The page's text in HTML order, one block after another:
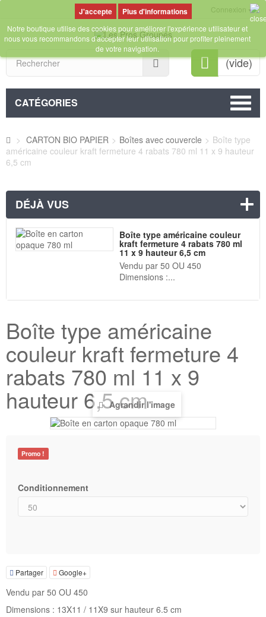
Connexion
Rechercher (vide)
CATÉGORIES
Plus d'informations
Notre boutique utilise des cookies pour améliorer l'expérience utilisateur et
nous vous recommandons d'accepter leur utilisation pour profiter pleinement
de votre navigation.
> CARTON BIO PAPIER > Boîtes avec couvercle > Boîte type
américaine couleur kraft fermeture 4 rabats 780 ml 11 x 9 hauteur
6,5 cm
DÉJÀ VUS
Boîte type américaine couleur
kraft fermeture 4 rabats 780 ml
11 x 9 hauteur 6,5 cm
Vendu par 50 OU 450
Dimensions :...
Boîte type américaine
couleur kraft fermeture 4
rabats 780 ml 11 x 9
hauteur 6,5 cm
Agrandir l'image
Promo !
Conditionnement
Partager Google+
Vendu par 50 OU 450
Dimensions : 13X11 / 11X9 sur hauteur 6.5 cm